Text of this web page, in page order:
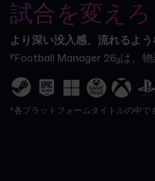
試合を変えろ
より深い没入感、流れるよ
『Football Manager 26』は
*各プラットフォームタイトルの中で